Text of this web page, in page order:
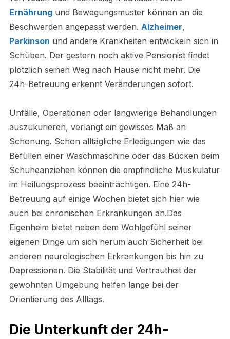
Ernährungund Bewegungsmuster können an die
Beschwerden angepasst werden. Alzheimer,
Parkinson und andere Krankheiten entwickeln sich in
Schüben. Der gestern noch aktive Pensionist findet
plötzlich seinen Weg nach Hause nicht mehr. Die
24h-Betreuung erkennt Veränderungen sofort.
Unfälle, Operationen oder langwierige Behandlungen
auszukurieren, verlangt ein gewisses Maß an
Schonung. Schon alltägliche Erledigungen wie das
Befüllen einer Waschmaschine oder das Bücken beim
Schuheanziehen können die empfindliche Muskulatur
im Heilungsprozess beeinträchtigen. Eine 24h-
Betreuung auf einige Wochen bietet sich hier wie
auch bei chronischen Erkrankungen an.Das
Eigenheim bietet neben dem Wohlgefühl seiner
eigenen Dinge um sich herum auch Sicherheit bei
anderen neurologischen Erkrankungen bis hin zu
Depressionen. Die Stabilität und Vertrautheit der
gewohnten Umgebung helfen lange bei der
Orientierung des Alltags.
Die Unterkunft der 24h-